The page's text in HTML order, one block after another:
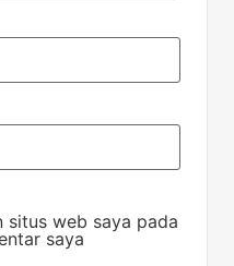
situs web saya pada
saya